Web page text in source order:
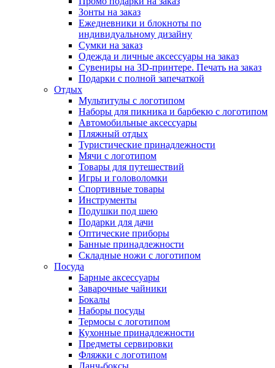
Зонты на заказ
Ежедневники и блокноты по
индивидуальному дизайну
Сумки на заказ
Одежда и личные аксессуары на заказ
Сувениры на 3D-принтере. Печать на заказ
Подарки с полной запечаткой
Отдых
Мультитулы с логотипом
Наборы для пикника и барбекю с логотипом
Автомобильные аксессуары
Пляжный отдых
Туристические принадлежности
Мячи с логотипом
Товары для путешествий
Игры и головоломки
Спортивные товары
Инструменты
Подушки под шею
Подарки для дачи
Оптические приборы
Банные принадлежности
Складные ножи с логотипом
Посуда
Барные аксессуары
Заварочные чайники
Бокалы
Наборы посуды
Термосы с логотипом
Кухонные принадлежности
Предметы сервировки
Фляжки с логотипом
Ланч-боксы